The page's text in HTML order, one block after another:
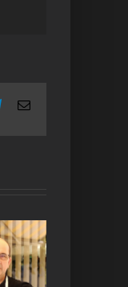
TelegramEmail